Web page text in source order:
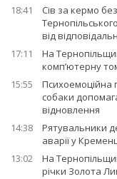
18:41
Сів за кермо
від
17:11
На
комп’ютерну
15:55
Психоемоційна
собаки
відновлення
14:38
Рятувальники
аварії у
13:02
На
річки Золота